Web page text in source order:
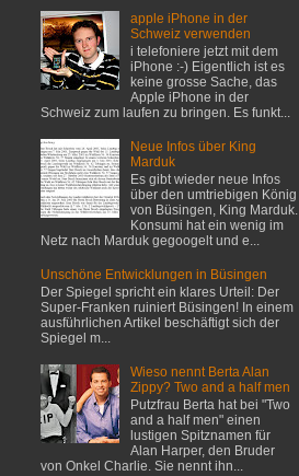
apple iPhone in der
Schweiz verwenden
i telefoniere jetzt mit dem
iPhone :-) Eigentlich ist es
keine grosse Sache, das
Apple iPhone in der
Schweiz zum laufen zu bringen. Es funkt...
Neue Infos über King
Marduk
Es gibt wieder neue Infos
über den umtriebigen König
von Büsingen, King Marduk.
Konsumi hat ein wenig im
Netz nach Marduk gegoogelt und e...
Unschöne Entwicklungen in Büsingen
Der Spiegel spricht ein klares Urteil: Der
Super-Franken ruiniert Büsingen! In einem
ausführlichen Artikel beschäftigt sich der
Spiegel m...
Wieso nennt Berta Alan
Zippy? Two and a half men
Putzfrau Berta hat bei "Two
and a half men" einen
lustigen Spitznamen für
Alan Harper, den Bruder
von Onkel Charlie. Sie nennt ihn...